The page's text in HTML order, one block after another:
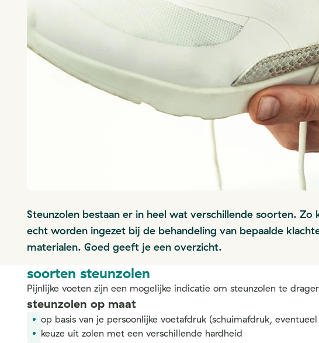
Steunzolen bestaan er in heel wat verschillende soorten.
echt worden ingezet bij de behandeling van bepaalde
materialen. Goed geeft je een overzicht.
soorten steunzolen
Pijnlijke voeten zijn een mogelijke indicatie om steunzolen te
steunzolen op maat
op basis van je persoonlijke voetafdruk (schuimafdruk,
keuze uit zolen met een verschillende hardheid